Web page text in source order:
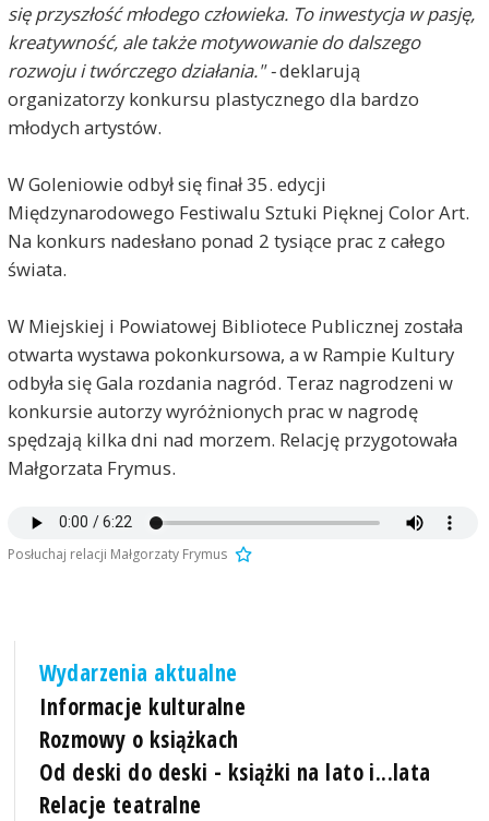
się przyszłość młodego człowieka. To inwestycja w pasję,
kreatywność, ale także motywowanie do dalszego
rozwoju i twórczego działania." -deklarują
organizatorzy konkursu plastycznego dla bardzo
młodych artystów.
W Goleniowie odbył się finał 35. edycji
Międzynarodowego Festiwalu Sztuki Pięknej Color Art.
Na konkurs nadesłano ponad 2 tysiące prac z całego
świata.
W Miejskiej i Powiatowej Bibliotece Publicznej została
otwarta wystawa pokonkursowa, a w Rampie Kultury
odbyła się Gala rozdania nagród. Teraz nagrodzeni w
konkursie autorzy wyróżnionych prac w nagrodę
spędzają kilka dni nad morzem. Relację przygotowała
Małgorzata Frymus.
Posłuchaj relacji Małgorzaty Frymus
Wydarzenia aktualne
Informacje kulturalne
Rozmowy o książkach
Od deski do deski - książki na lato i...lata
Relacje teatralne